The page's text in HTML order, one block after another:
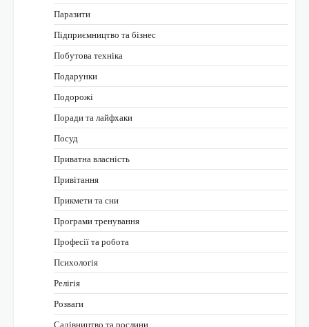
Паразити
Підприємництво та бізнес
Побутова техніка
Подарунки
Подорожі
Поради та лайфхаки
Посуд
Приватна власність
Привітання
Прикмети та сни
Програми тренування
Професії та робота
Психологія
Релігія
Розваги